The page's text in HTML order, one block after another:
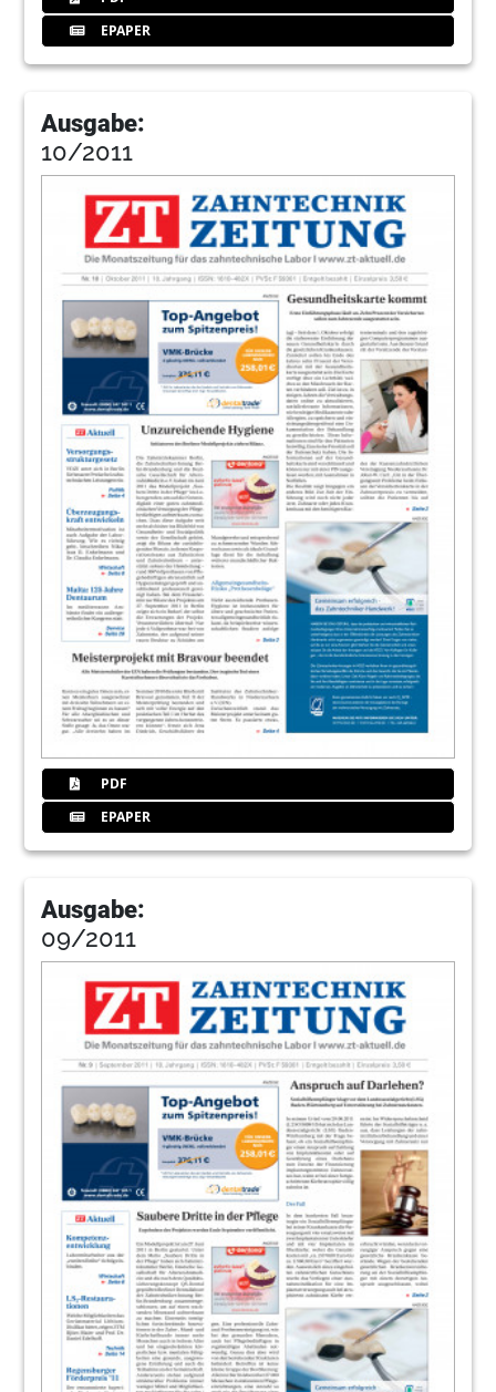
EPAPER
Ausgabe:
10/2011
PDF
EPAPER
Ausgabe:
09/2011